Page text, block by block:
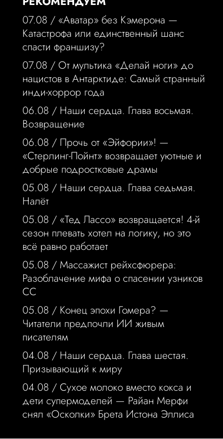
07.08 / «Аватар» без Кэмерона —
Катастрофа или единственный шанс
спасти франшизу?
07.08 / От мультика «Делай ноги» до
нацистов в Антарктиде: Самый странный
инди-хоррор года
06.08 / Наши сердца. Глава восьмая.
Возвращение
06.08 / Прочь от «Эйфории»! —
«Стерлинг-Пойнт» возвращает уютные и
добрые подростковые драмы
05.08 / Наши сердца. Глава седьмая.
Налёт
05.08 / «Тед Лассо» возвращается! 4-й
сезон плевать хотел на логику, но это
всё равно работает
05.08 / Массажист рейхсфюрера:
Разоблачение мифа о спасении узников
СС
05.08 / Конец эпохи Гомера? —
Читатели предпочли ИИ живым
писателям
04.08 / Наши сердца. Глава шестая.
Призывающий к миру
04.08 / Сухое молоко вместо кокса и
дети супермоделей — Райан Мерфи
снял «Осколки» Брета Истона Эллиса